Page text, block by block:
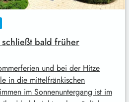
bald früher
und bei der Hitze
in die mittelfränkischen
im Sonnenuntergang ist im